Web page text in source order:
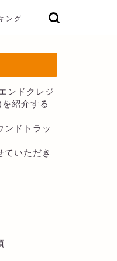
ング
ンドクレジ
紹介する
ンドトラッ
いただき